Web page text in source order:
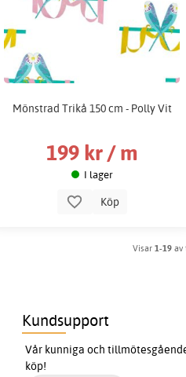
Mönstrad Trikå 150 cm - Polly Vit
199 kr / m
I lager
Köp
Visar1-19
Kundsupport
Vår kunniga och
köp!